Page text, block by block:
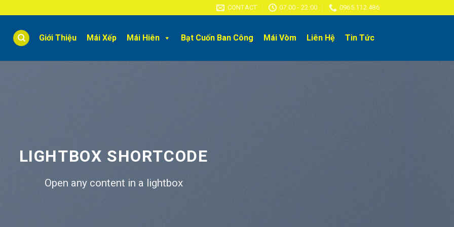
CONTACT 07:00 - 22:00 0965.112.486
Giới Thiệu Mái Xếp Mái Hiên Bạt Cuốn Ban Công Mái Vòm Liên Hệ Tin Tức
LIGHTBOX SHORTCODE
Open any content in a lightbox